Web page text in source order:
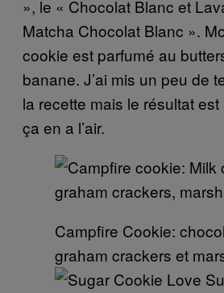
», le « Chocolat Blanc et
Matcha Chocolat Blanc ».
cookie est parfumé au
banane. J’ai mis un peu de
la recette mais le résultat
ça en a l’air.
Campfire Cookie:
graham crackers et